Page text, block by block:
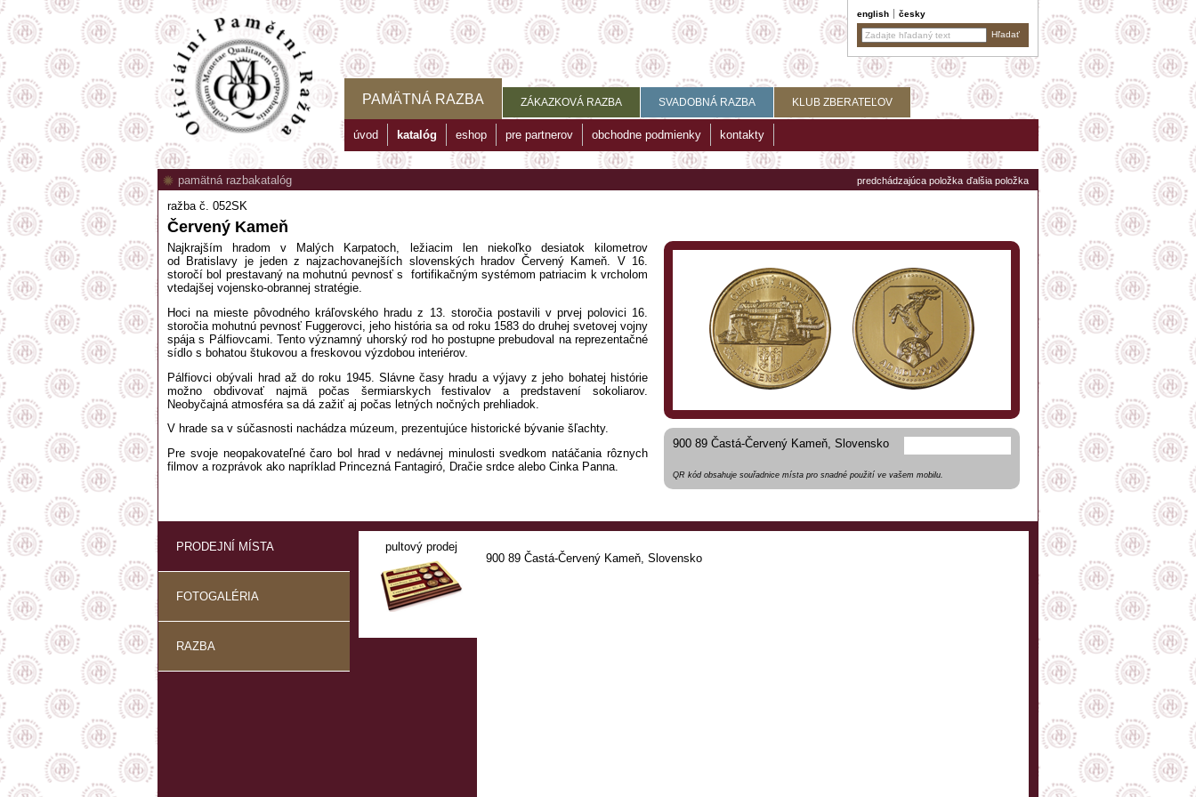
english česky
PAMÄTNÁ RAZBA ZÁKAZKOVÁ RAZBA SVADOBNÁ RAZBA KLUB ZBERATEĽOV
úvod katalóg eshop pre partnerov obchodne podmienky kontakty
predchádzajúca položka ďalšia položka
pamätná razbakatalóg
ražba č. 052SK
Červený Kameň
900 89 Častá-Červený Kameň, Slovensko
QR kód obsahuje souřadnice místa pro snadné použití ve vašem mobilu.
Najkrajším hradom v Malých Karpatoch, ležiacim len niekoľko desiatok kilometrov
od Bratislavy je jeden z najzachovanejších slovenských hradov Červený Kameň. V 16.
storočí bol prestavaný na mohutnú pevnosť s fortifikačným systémom patriacim k vrcholom
vtedajšej vojensko-obrannej stratégie.
Hoci na mieste pôvodného kráľovského hradu z 13. storočia postavili v prvej polovici 16.
storočia mohutnú pevnosť Fuggerovci, jeho história sa od roku 1583 do druhej svetovej vojny
spája s Pálfiovcami. Tento významný uhorský rod ho postupne prebudoval na reprezentačné
sídlo s bohatou štukovou a freskovou výzdobou interiérov.
Pálfiovci obývali hrad až do roku 1945. Slávne časy hradu a výjavy z jeho bohatej histórie
možno obdivovať najmä počas šermiarskych festivalov a predstavení sokoliarov.
Neobyčajná atmosféra sa dá zažiť aj počas letných nočných prehliadok.
V hrade sa v súčasnosti nachádza múzeum, prezentujúce historické bývanie šľachty.
Pre svoje neopakovateľné čaro bol hrad v nedávnej minulosti svedkom natáčania rôznych
filmov a rozprávok ako napríklad Princezná Fantagiró, Dračie srdce alebo Cinka Panna.
PRODEJNÍ MÍSTA
FOTOGALÉRIA
RAZBA
pultový prodej
900 89 Častá-Červený Kameň, Slovensko